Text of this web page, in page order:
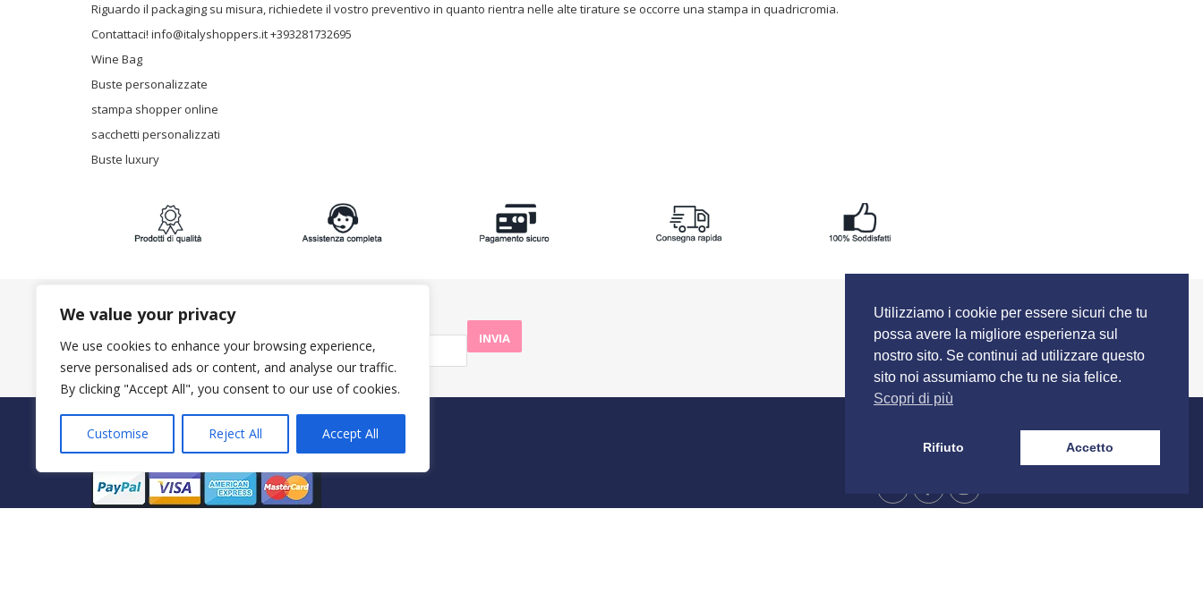
We value your privacy
We use cookies to enhance your browsing experience,
serve personalised ads or content, and analyse our traffic.
By clicking "Accept All", you consent to our use of cookies.
Customise Reject All Accept All
Riguardo il packaging su misura, richiedete il vostro preventivo in quanto rientra nelle alte tirature se occorre una stampa in quadricromia.
Contattaci! info@italyshoppers.it +393281732695
Wine Bag
Buste personalizzate
stampa shopper online
sacchetti personalizzati
Buste luxury
ISCRIVITI ALLA NEWSLETTER:
PAGAMENTI SICURI CON
Utilizziamo i cookie per essere sicuri che tu
possa avere la migliore esperienza sul
nostro sito. Se continui ad utilizzare questo
sito noi assumiamo che tu ne sia felice.
Scopri di più
Rifiuto Accetto